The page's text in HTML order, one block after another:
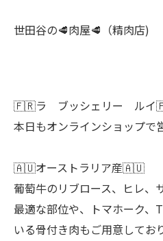
世田谷の🥩肉屋🥩（精肉店)
🇫🇷ラ ブッシェリー ル
本日もオンラインショップで
🇦🇺オーストラリア産🇦🇺
葡萄牛のリブロース、ヒレ、
最適な部位や、トマホーク、
いる骨付き肉もご用意してお